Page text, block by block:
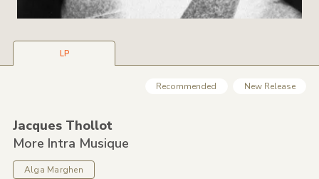
LP
Recommended New Release
Jacques Thollot
More Intra Musique
Alga Marghen